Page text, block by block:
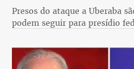
Presos do ataque a Uberaba
podem seguir para presídio